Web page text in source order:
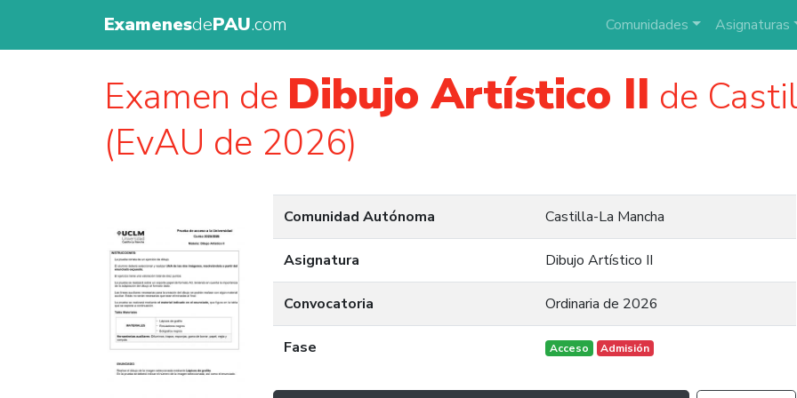
ExamenesdePAU.com Comunidades Asignaturas
Examen de Dibujo Artístico II de
(EvAU de 2026)
Comunidad Autónoma Castilla-La Mancha
Asignatura Dibujo Artístico II
Convocatoria Ordinaria de 2026
Fase Acceso Admisión